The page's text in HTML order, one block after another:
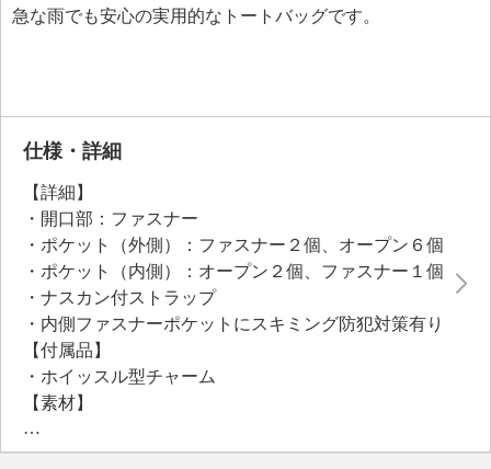
急な雨でも安心の実用的なトートバッグです。
仕様・詳細
【詳細】
・開口部：ファスナー
・ポケット（外側）：ファスナー２個、オープン６個
・ポケット（内側）：オープン２個、ファスナー１個
・ナスカン付ストラップ
・内側ファスナーポケットにスキミング防犯対策有り
【付属品】
・ホイッスル型チャーム
【素材】
・外側：ポリエステル、牛革
・内側：ポリエステル